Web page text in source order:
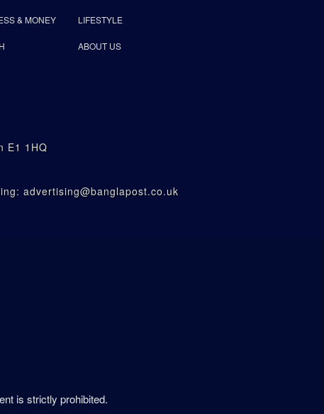
& MONEY LIFESTYLE
ABOUT US
E1 1HQ
advertising@banglapost.co.uk
is strictly prohibited.